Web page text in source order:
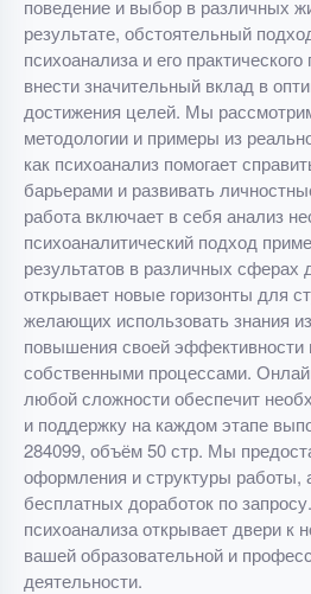
поведение и выбор в различных
результате, обстоятельный
психоанализа и его
внести значительный вклад в
достижения целей. Мы
методологии и примеры из
как психоанализ помогает
барьерами и развивать
работа включает в себя анализ
психоаналитический подход
результатов в различных сферах
открывает новые горизонты для
желающих использовать знания
повышения своей эффективности
собственными процессами.
любой сложности обеспечит
и поддержку на каждом этапе
284099, объём 50 стр. Мы
оформления и структуры работы,
бесплатных доработок по
психоанализа открывает двери к
вашей образовательной и
деятельности.